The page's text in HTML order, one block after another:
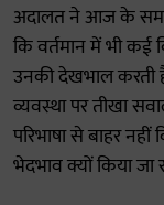
अदालत ने आज के
कि वर्तमान में भी कई
उनकी देखभाल करती हैं
व्यवस्था पर तीखा
परिभाषा से बाहर
भेदभाव क्यों किया जा